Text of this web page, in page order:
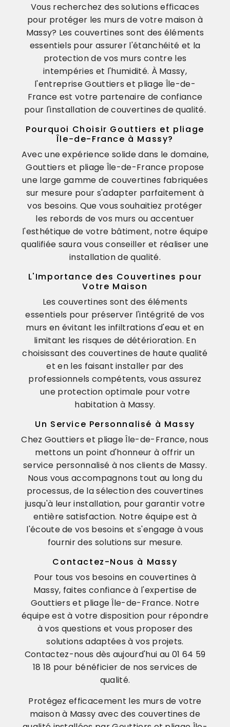
Vous recherchez des solutions efficaces
pour protéger les murs de votre maison à
Massy? Les couvertines sont des éléments
essentiels pour assurer l'étanchéité et la
protection de vos murs contre les
intempéries et l'humidité. À Massy,
l'entreprise Gouttiers et pliage Île-de-
France est votre partenaire de confiance
pour l'installation de couvertines de qualité.
Pourquoi Choisir Gouttiers et pliage
Île-de-France à Massy?
Avec une expérience solide dans le domaine,
Gouttiers et pliage Île-de-France propose
une large gamme de couvertines fabriquées
sur mesure pour s'adapter parfaitement à
vos besoins. Que vous souhaitiez protéger
les rebords de vos murs ou accentuer
l'esthétique de votre bâtiment, notre équipe
qualifiée saura vous conseiller et réaliser une
installation de qualité.
L'Importance des Couvertines pour
Votre Maison
Les couvertines sont des éléments
essentiels pour préserver l'intégrité de vos
murs en évitant les infiltrations d'eau et en
limitant les risques de détérioration. En
choisissant des couvertines de haute qualité
et en les faisant installer par des
professionnels compétents, vous assurez
une protection optimale pour votre
habitation à Massy.
Un Service Personnalisé à Massy
Chez Gouttiers et pliage Île-de-France, nous
mettons un point d'honneur à offrir un
service personnalisé à nos clients de Massy.
Nous vous accompagnons tout au long du
processus, de la sélection des couvertines
jusqu'à leur installation, pour garantir votre
entière satisfaction. Notre équipe est à
l'écoute de vos besoins et s'engage à vous
fournir des solutions sur mesure.
Contactez-Nous à Massy
Pour tous vos besoins en couvertines à
Massy, faites confiance à l'expertise de
Gouttiers et pliage Île-de-France. Notre
équipe est à votre disposition pour répondre
à vos questions et vous proposer des
solutions adaptées à vos projets.
Contactez-nous dès aujourd'hui au 01 64 59
18 18 pour bénéficier de nos services de
qualité.
Protégez efficacement les murs de votre
maison à Massy avec des couvertines de